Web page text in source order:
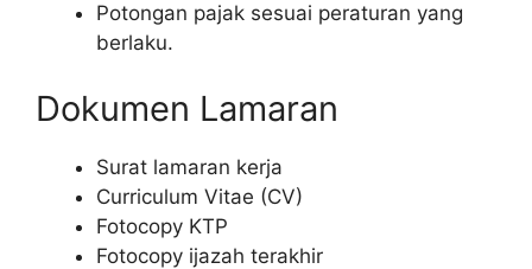
Potongan pajak sesuai peraturan yang
berlaku.
Dokumen Lamaran
Surat lamaran kerja
Curriculum Vitae (CV)
Fotocopy KTP
Fotocopy ijazah terakhir